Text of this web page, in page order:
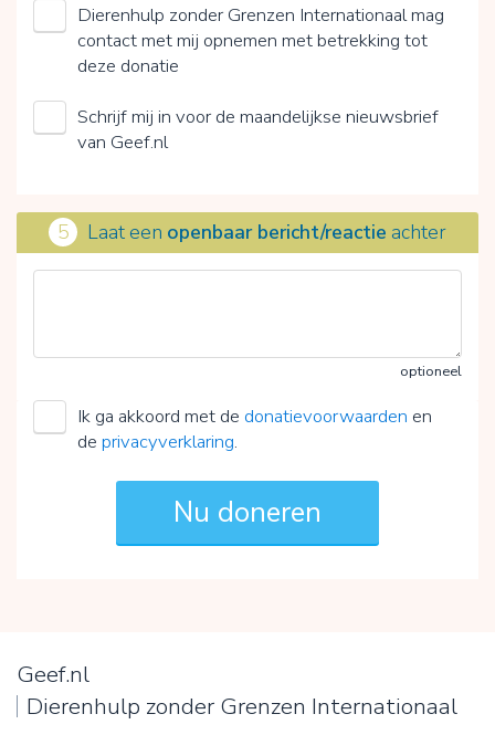
Dierenhulp zonder Grenzen Internationaal mag
contact met mij opnemen met betrekking tot
deze donatie
Schrijf mij in voor de maandelijkse nieuwsbrief
van Geef.nl
5 Laat een openbaar bericht/reactie achter
optioneel
Ik ga akkoord met de donatievoorwaarden en
de privacyverklaring.
Geef.nl
Dierenhulp zonder Grenzen Internationaal